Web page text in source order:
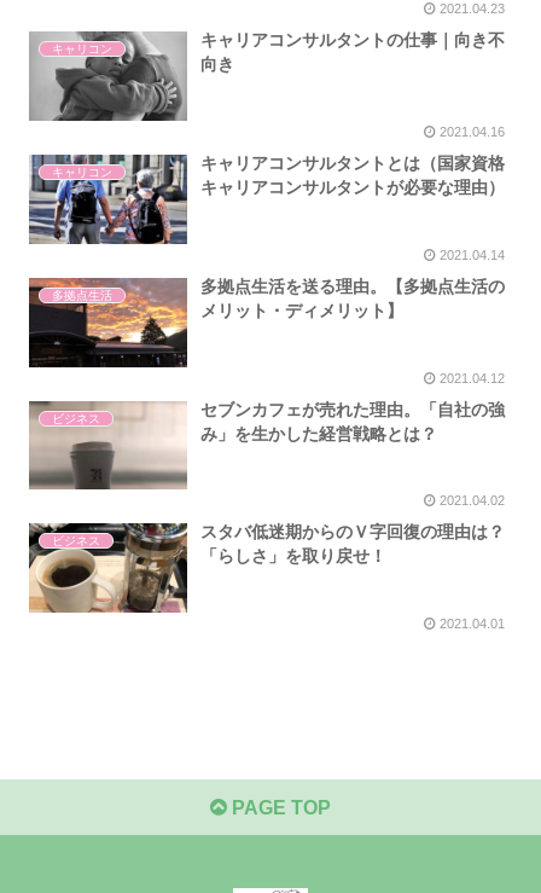
2021.04.23
キャリコン
キャリアコンサルタントの仕事｜向き不
向き
2021.04.16
キャリコン
キャリアコンサルタントとは（国家資格
キャリアコンサルタントが必要な理由）
2021.04.14
多拠点生活
多拠点生活を送る理由。【多拠点生活の
メリット・ディメリット】
2021.04.12
ビジネス
セブンカフェが売れた理由。「自社の強
み」を生かした経営戦略とは？
2021.04.02
ビジネス
スタバ低迷期からのＶ字回復の理由は？
「らしさ」を取り戻せ！
2021.04.01
PAGE TOP